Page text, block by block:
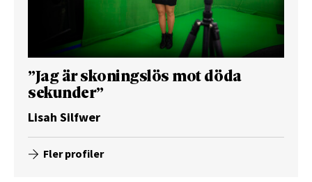
”Jag är skoningslös mot döda
sekunder”
Lisah Silfwer
Fler profiler